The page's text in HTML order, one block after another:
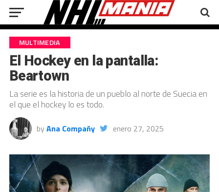
MULTIMEDIA
El Hockey en la pantalla:
Beartown
La serie es la historia de un pueblo al norte de Suecia en
el que el hockey lo es todo.
by Ana Compañy enero 27, 2025